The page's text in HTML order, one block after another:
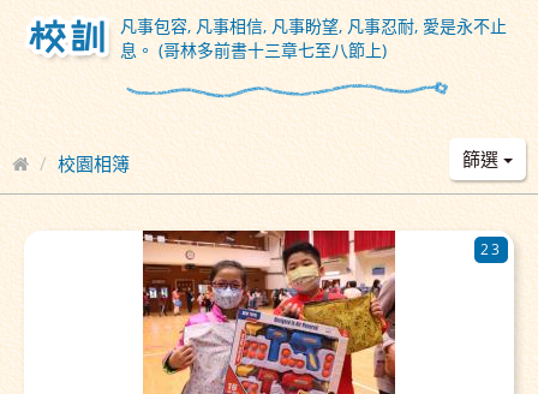
凡事包容, 凡事相信, 凡事盼望, 凡事忍耐, 愛是永不止
息。 (哥林多前書十三章七至八節上)
校園相簿 篩選
23